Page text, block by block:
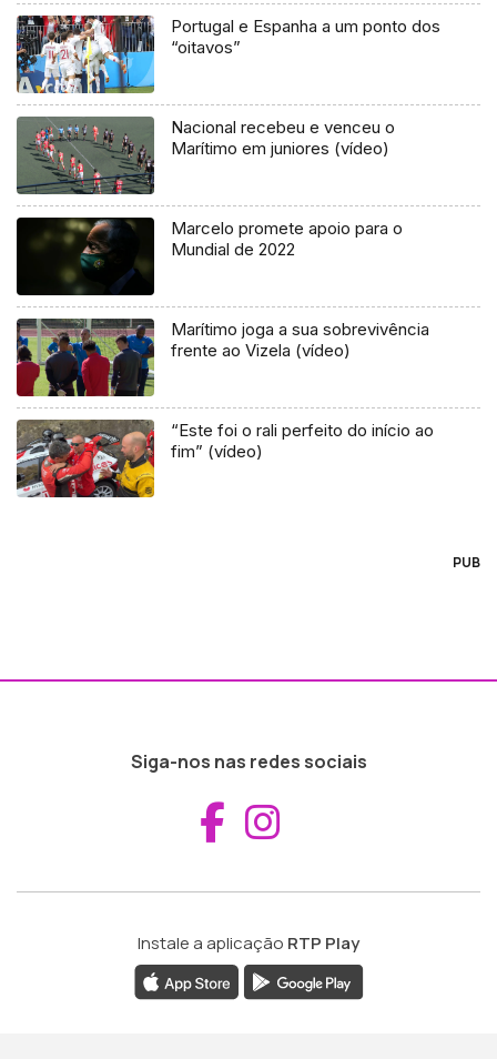
Portugal e Espanha a um ponto dos
“oitavos”
Nacional recebeu e venceu o
Marítimo em juniores (vídeo)
Marcelo promete apoio para o
Mundial de 2022
Marítimo joga a sua sobrevivência
frente ao Vizela (vídeo)
“Este foi o rali perfeito do início ao
fim” (vídeo)
PUB
Siga-nos nas redes sociais
Aceder ao
Instale a aplicação RTP Play